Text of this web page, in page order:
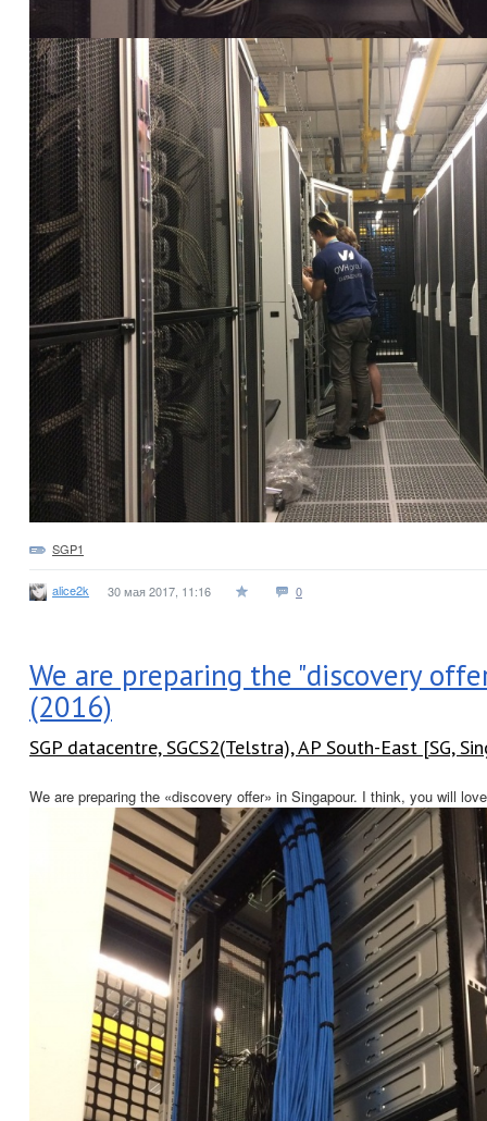
SGP1
alice2k 30 мая 2017, 11:16 0
We are preparing the "discovery
(2016)
SGP datacentre, SGCS2(Telstra), AP South-East [SG,
We are preparing the «discovery offer» in Singapour. I think, you will